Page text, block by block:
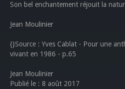
Son bel enchantement réjouit la
Jean Moulinier
{}Source : Yves Cablat - Pour une
vivant en 1986 - p.65
Jean Moulinier
Publié le : 8 août 2017